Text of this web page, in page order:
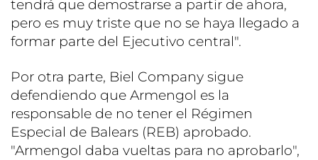
tendrá que demostrarse a partir de ahora,
pero es muy triste que no se haya llegado a
formar parte del Ejecutivo central".
Por otra parte, Biel Company sigue
defendiendo que Armengol es la
responsable de no tener el Régimen
Especial de Balears (REB) aprobado.
"Armengol daba vueltas para no aprobarlo",